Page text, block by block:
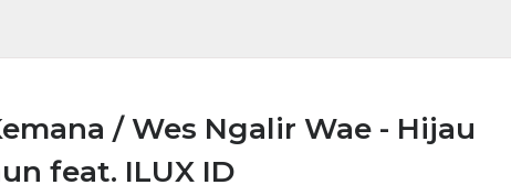
/ Wes Ngalir Wae - Hijau
feat. ILUX ID